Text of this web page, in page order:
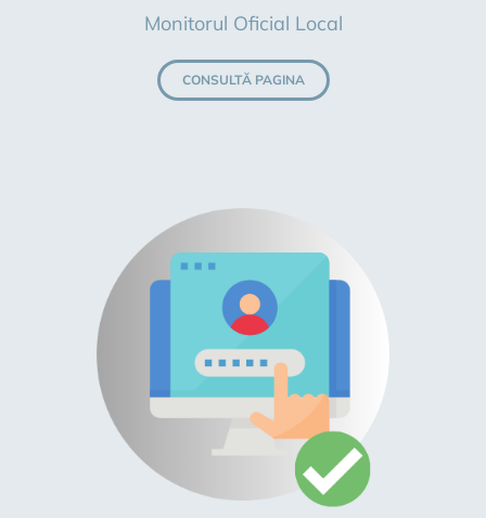
Monitorul Oficial Local
CONSULTĂ PAGINA